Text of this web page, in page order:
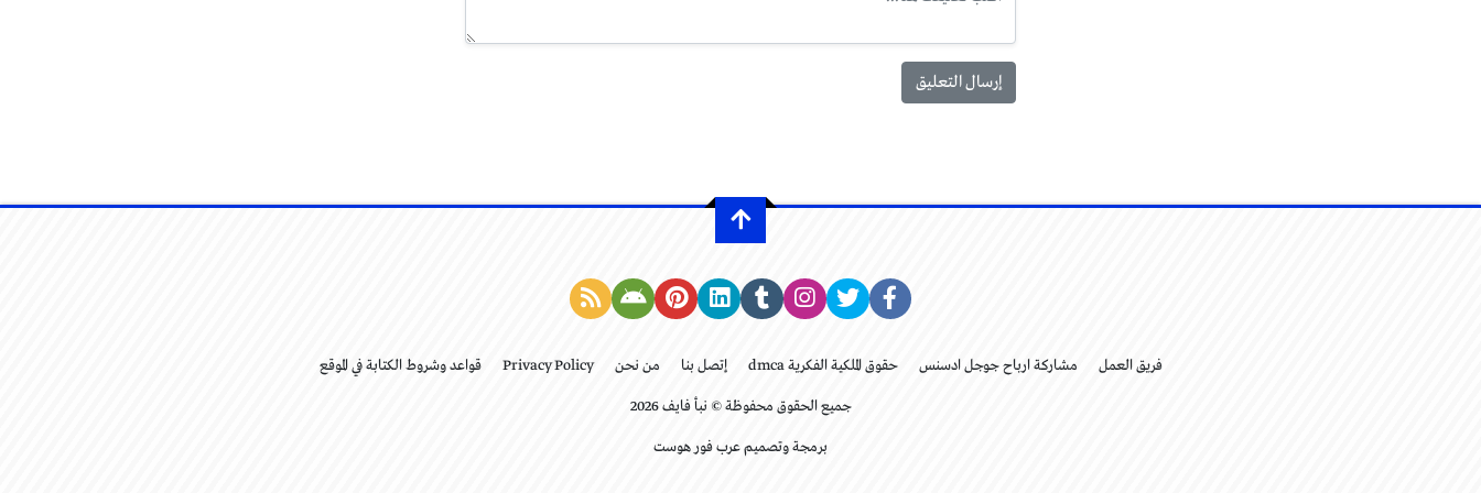
فريق العمل مشاركة ارباح جوجل ادسنس حقوق الملكية الفكرية dmca إتصل بنا من نحن Privacy Policy قواعد وشروط الكتابة في الموقع
جميع الحقوق محفوظة © نبأ فايف 2026
برمجة وتصميم عرب فور هوست